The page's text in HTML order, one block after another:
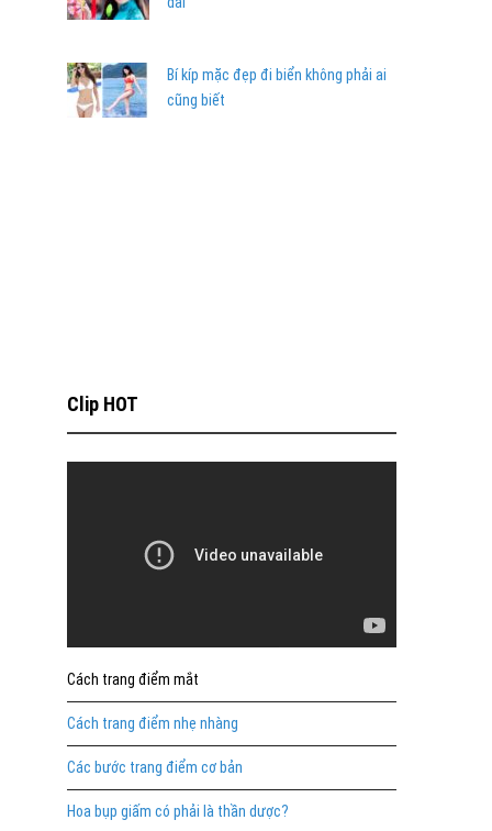
Bí kíp mặc đẹp đi biển không phải ai
cũng biết
Clip HOT
Cách trang điểm mắt
Cách trang điểm nhẹ nhàng
Các bước trang điểm cơ bản
Hoa bụp giấm có phải là thần dược?